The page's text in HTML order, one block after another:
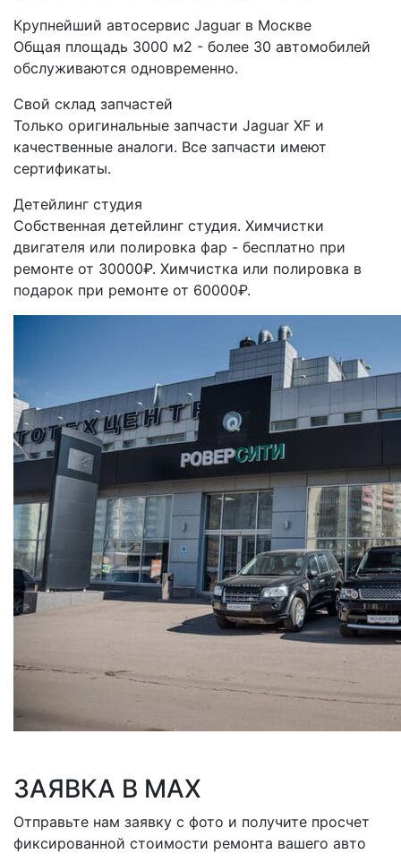
Крупнейший автосервис Jaguar в Москве
Общая площадь 3000 м2 - более 30 автомобилей
обслуживаются одновременно.
Свой склад запчастей
Только оригинальные запчасти Jaguar XF и
качественные аналоги. Все запчасти имеют
сертификаты.
Детейлинг студия
Собственная детейлинг студия. Химчистки
двигателя или полировка фар - бесплатно при
ремонте от 30000₽. Химчистка или полировка в
подарок при ремонте от 60000₽.
ЗАЯВКА В MAX
Отправьте нам заявку с фото и получите просчет
фиксированной стоимости ремонта вашего авто